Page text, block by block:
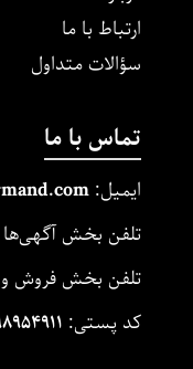
ارتباط با ما
سؤالات متداول
تماس با ما
ایمیل: and.com
تلفن بخش آگهی‌ها
تلفن بخش فروش و
کد پستی: